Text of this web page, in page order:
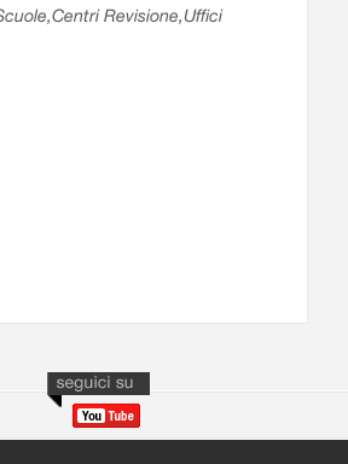
Revisione,Uffici